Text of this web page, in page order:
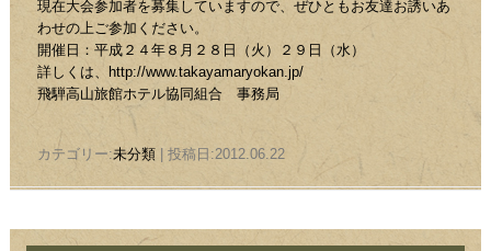
現在大会参加者を募集していますので、ぜひともお友達お誘いあ
わせの上ご参加ください。
開催日：平成２４年８月２８日（火）２９日（水）
詳しくは、http://www.takayamaryokan.jp/
飛騨高山旅館ホテル協同組合 事務局
カテゴリー:未分類| 投稿日:2012.06.22